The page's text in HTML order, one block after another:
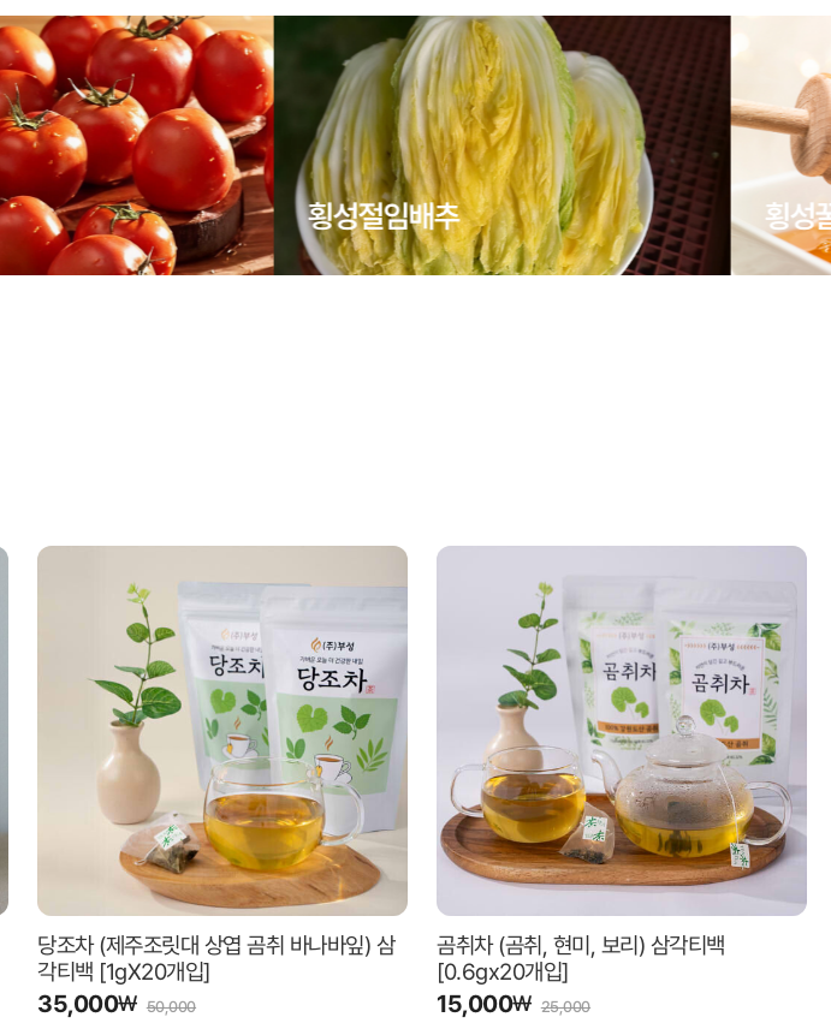
횡성토마토 횡성절임배추
당조차 (제주조릿대 상엽 곰취 바나바잎) 삼
각티백 [1gX20개입]
35,000₩ 50,000
곰취차 (곰취, 현미, 보리) 삼각티백
[0.6gx20개입]
15,000₩ 25,000